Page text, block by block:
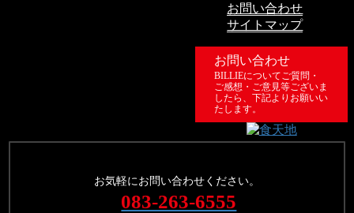
お問い合わせ
サイトマップ
お問い合わせ
BILLIEについてご質問・
ご感想・ご意見等ございま
したら、下記よりお願いい
たします。
お気軽にお問い合わせください。
083-263-6555